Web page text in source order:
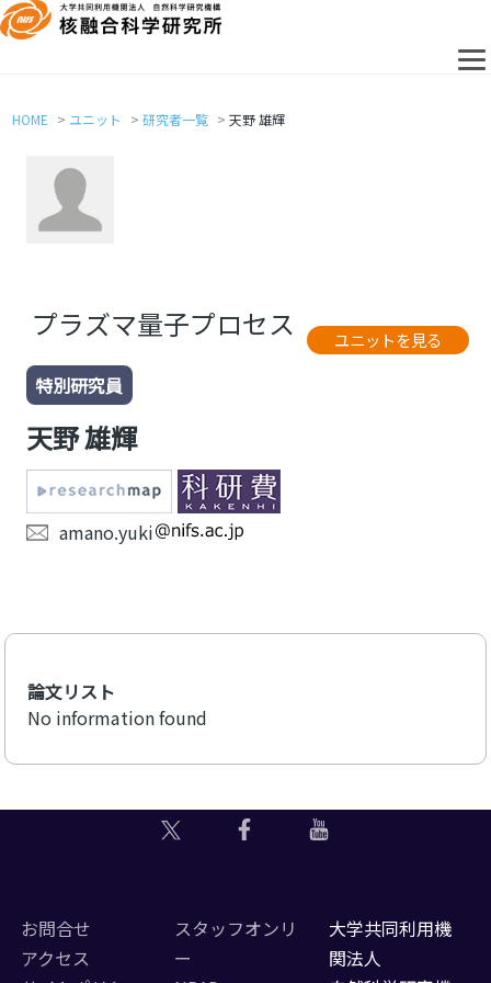
HOME ユニット 研究者一覧 天野 雄輝
プラズマ量子プロセス ユニットを見る
特別研究員
天野 雄輝
amano.yuki
論文リスト
No information found
お問合せ
アクセス
スタッフオンリ
ー
大学共同利用機
関法人